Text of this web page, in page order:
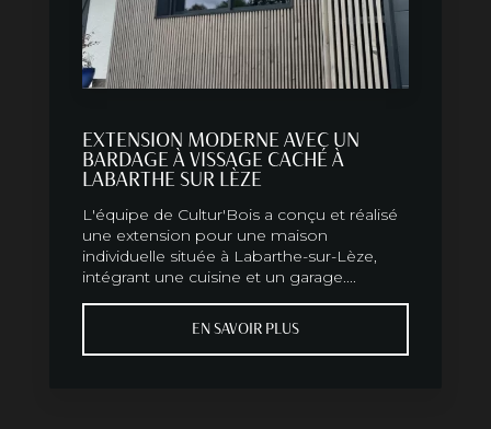
EXTENSION MODERNE AVEC UN
BARDAGE À VISSAGE CACHÉ À
LABARTHE SUR LÈZE
L'équipe de Cultur'Bois a conçu et réalisé
une extension pour une maison
individuelle située à Labarthe-sur-Lèze,
intégrant une cuisine et un garage....
EN SAVOIR PLUS